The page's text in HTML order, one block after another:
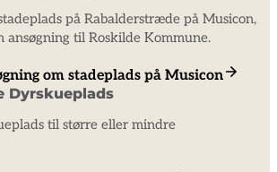
på Rabalderstræde på Musicon,
ansøgning til Roskilde Kommune.
om stadeplads på Musicon
Dyrskueplads
til større eller mindre